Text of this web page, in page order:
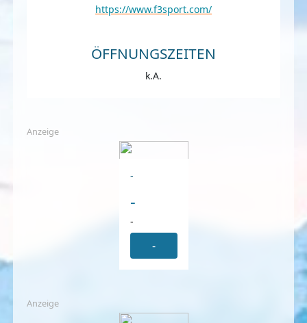
https://www.f3sport.com/
ÖFFNUNGSZEITEN
k.A.
Anzeige
-
-
-
-
Anzeige